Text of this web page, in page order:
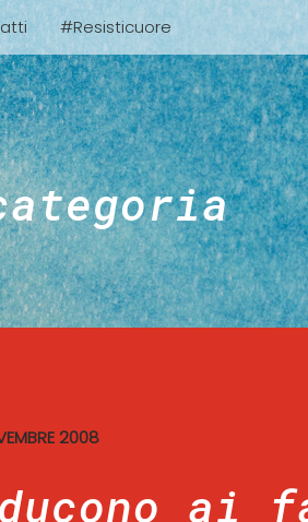
#Resisticuore
2008
ai